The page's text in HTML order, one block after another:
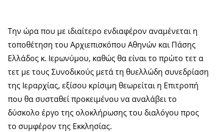
Την ώρα που με ιδιαίτερο ενδιαφέρον αναμένεται η
τοποθέτηση του Αρχιεπισκόπου Αθηνών και Πάσης
Ελλάδος κ. Ιερωνύμου, καθώς θα είναι το πρώτο τετ α
τετ με τους Συνοδικούς μετά τη θυελλώδη συνεδρίαση
της Ιεραρχίας, εξίσου κρίσιμη θεωρείται η Επιτροπή
που θα συσταθεί προκειμένου να αναλάβει το
δύσκολο έργο της ολοκλήρωσης του διαλόγου προς
το συμφέρον της Εκκλησίας.